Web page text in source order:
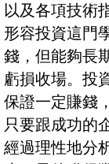
以及各項技術
形容投資這門
錢，但能夠長
虧損收場。投
保證一定賺錢
只要跟成功的
經過理性地分